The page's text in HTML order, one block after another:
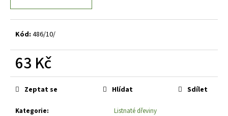
Kód: 486/10/
63 Kč
Měrná
cena:
Kategorie: Listnaté dřeviny
Zeptat se Hlídat Sdílet
p
o
u
j